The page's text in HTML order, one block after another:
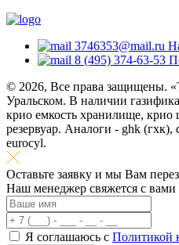
3746353@mail.ru
8 (495) 374-63-53
© 2026, Все права
Уральском. В наличии
крио емкость хранилище, крио
резервуар. Аналоги - ghk
eurocyl.
Оставьте заявку и мы Вам
Наш менеджер свяжется с
Я соглашаюсь с Политикой